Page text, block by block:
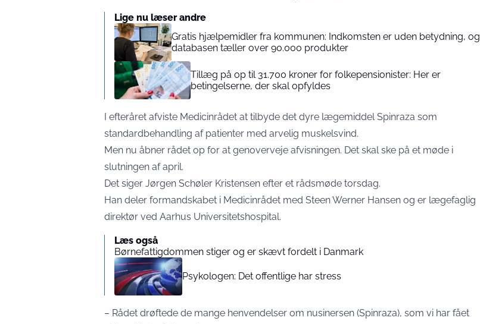
Lige nu læser andre
Gratis hjælpemidler fra kommunen: Indkomsten er uden betydning, og
databasen tæller over 90.000 produkter
Tillæg på op til 31.700 kroner for folkepensionister: Her er
betingelserne, der skal opfyldes
I efteråret afviste Medicinrådet at tilbyde det dyre lægemiddel Spinraza som
standardbehandling af patienter med arvelig muskelsvind.
Men nu åbner rådet op for at genoverveje afvisningen. Det skal ske på et møde i
slutningen af april.
Det siger Jørgen Schøler Kristensen efter et rådsmøde torsdag.
Han deler formandskabet i Medicinrådet med Steen Werner Hansen og er lægefaglig
direktør ved Aarhus Universitetshospital.
Læs også
Børnefattigdommen stiger og er skævt fordelt i Danmark
Psykologen: Det offentlige har stress
– Rådet drøftede de mange henvendelser om nusinersen (Spinraza), som vi har fået